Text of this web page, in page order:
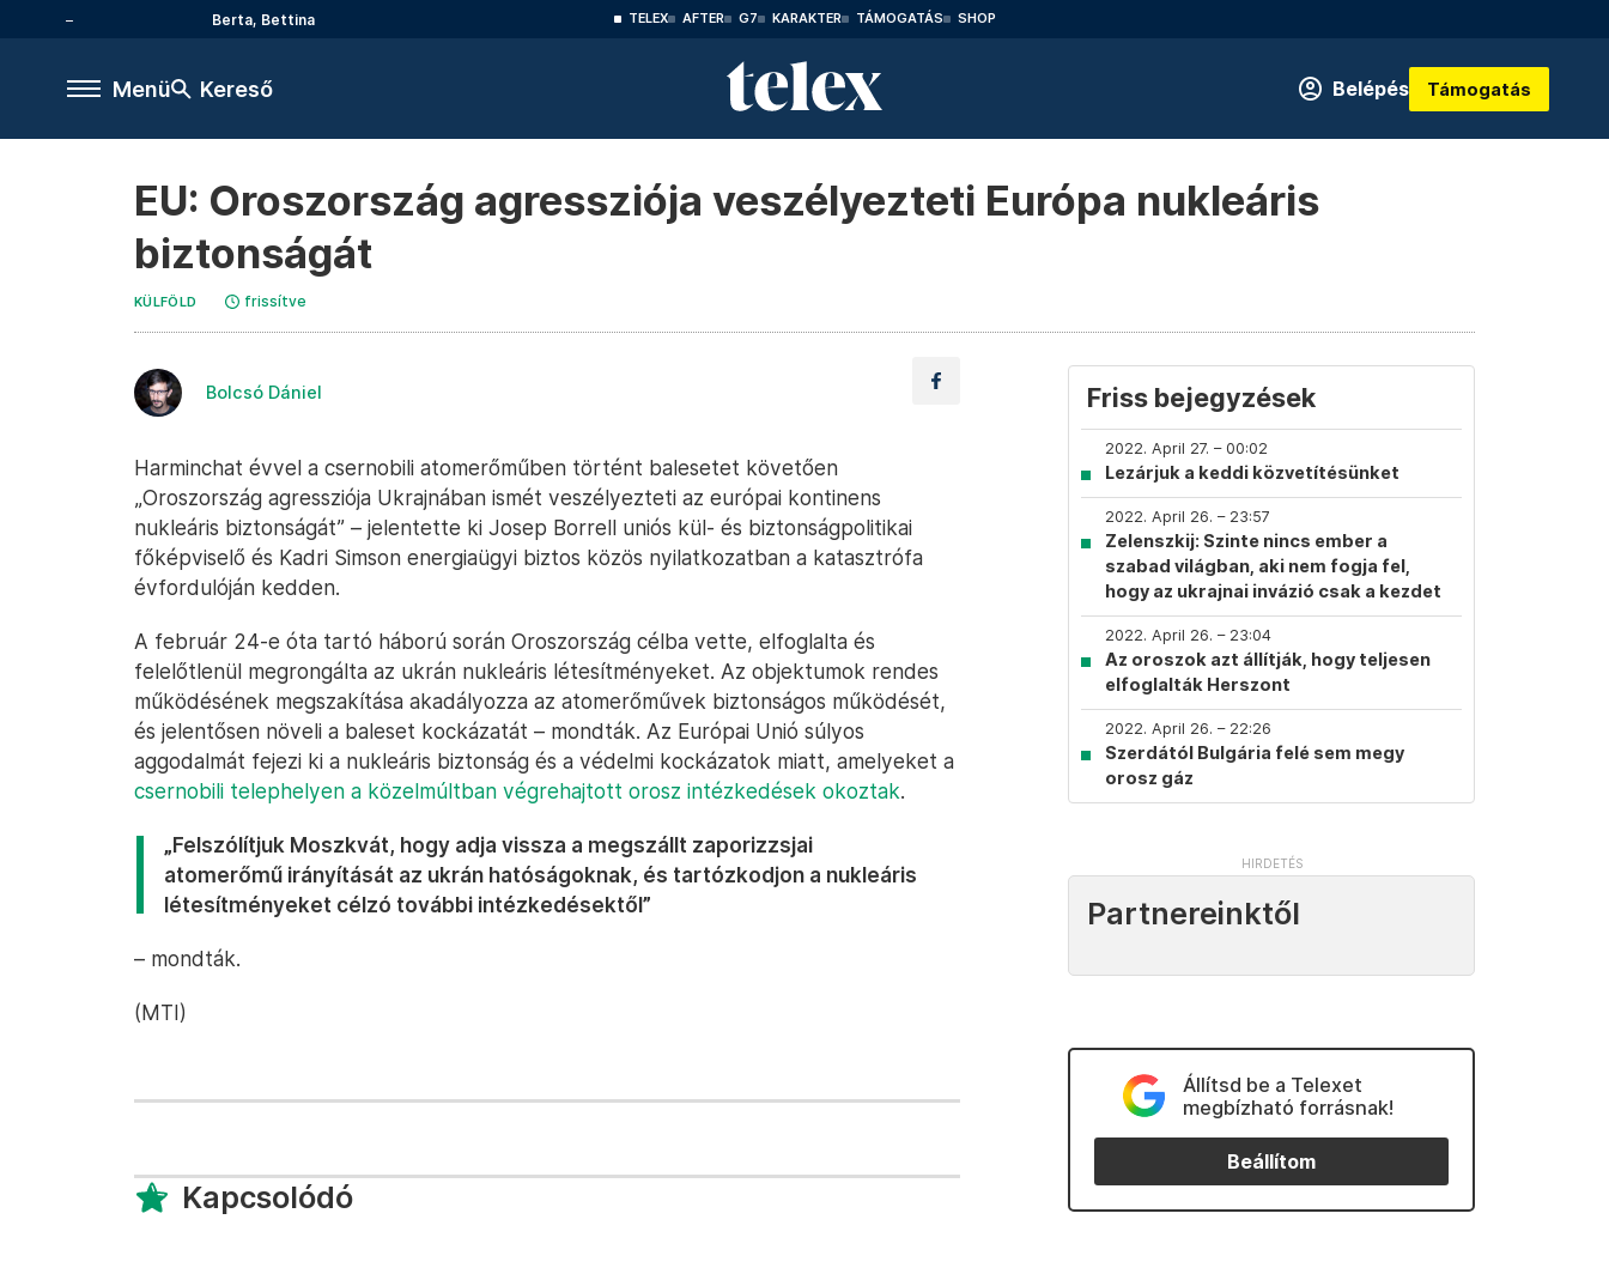
Berta, Bettina TELEX AFTER G7 KARAKTER TÁMOGATÁS SHOP
Menü Kereső Belépés Támogatás
EU: Oroszország agressziója veszélyezteti Európa nukleáris
biztonságát
KÜLFÖLD frissítve
Bolcsó Dániel
Harminchat évvel a csernobili atomerőműben történt balesetet követően
„Oroszország agressziója Ukrajnában ismét veszélyezteti az európai kontinens
nukleáris biztonságát” – jelentette ki Josep Borrell uniós kül- és biztonságpolitikai
főképviselő és Kadri Simson energiaügyi biztos közös nyilatkozatban a katasztrófa
évfordulóján kedden.
A február 24-e óta tartó háború során Oroszország célba vette, elfoglalta és
felelőtlenül megrongálta az ukrán nukleáris létesítményeket. Az objektumok rendes
működésének megszakítása akadályozza az atomerőművek biztonságos működését,
és jelentősen növeli a baleset kockázatát – mondták. Az Európai Unió súlyos
aggodalmát fejezi ki a nukleáris biztonság és a védelmi kockázatok miatt, amelyeket a
csernobili telephelyen a közelmúltban végrehajtott orosz intézkedések okoztak.
„Felszólítjuk Moszkvát, hogy adja vissza a megszállt zaporizzsjai
atomerőmű irányítását az ukrán hatóságoknak, és tartózkodjon a nukleáris
létesítményeket célzó további intézkedésektől”
– mondták.
(MTI)
Kapcsolódó
Friss bejegyzések
2022. April 27. – 00:02
Lezárjuk a keddi közvetítésünket
2022. April 26. – 23:57
Zelenszkij: Szinte nincs ember a
szabad világban, aki nem fogja fel,
hogy az ukrajnai invázió csak a kezdet
2022. April 26. – 23:04
Az oroszok azt állítják, hogy teljesen
elfoglalták Herszont
2022. April 26. – 22:26
Szerdától Bulgária felé sem megy
orosz gáz
Partnereinktől
Állítsd be a Telexet
megbízható forrásnak!
Beállítom